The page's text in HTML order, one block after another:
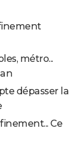
métro...
dépasser la
Ce